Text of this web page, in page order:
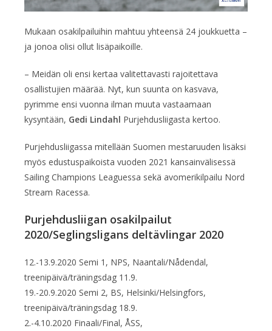
Mukaan osakilpailuihin mahtuu yhteensä 24 joukkuetta –
ja jonoa olisi ollut lisäpaikoille.
– Meidän oli ensi kertaa valitettavasti rajoitettava
osallistujien määrää. Nyt, kun suunta on kasvava,
pyrimme ensi vuonna ilman muuta vastaamaan
kysyntään, Gedi Lindahl Purjehdusliigasta kertoo.
Purjehdusliigassa mitellään Suomen mestaruuden lisäksi
myös edustuspaikoista vuoden 2021 kansainvälisessä
Sailing Champions Leaguessa sekä avomerikilpailu Nord
Stream Racessa.
Purjehdusliigan osakilpailut
2020/Seglingsligans deltävlingar 2020
12.-13.9.2020 Semi 1, NPS, Naantali/Nådendal,
treenipäivä/träningsdag 11.9.
19.-20.9.2020 Semi 2, BS, Helsinki/Helsingfors,
treenipäivä/träningsdag 18.9.
2.-4.10.2020 Finaali/Final, ÅSS,